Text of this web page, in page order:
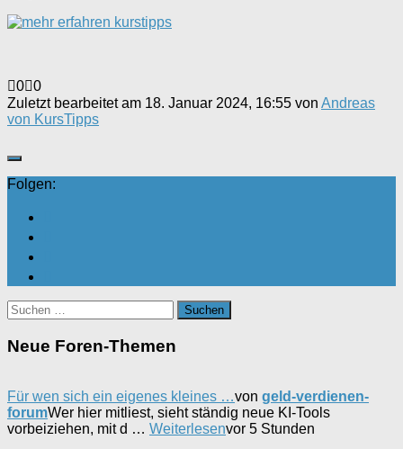
Anklicken
für
Daumen
nach
0 Anklicken
für
Daumen
nach
0
Zuletzt bearbeitet am 18. Januar 2024, 16:55 von Andreas
von KursTipps
Folgen:
Suchen
nach:
Neue Foren-Themen
Für wen sich ein eigenes kleines …von geld-verdienen-
forumWer hier mitliest, sieht ständig neue KI-Tools
vorbeiziehen, mit d … Weiterlesenvor 5 Stunden